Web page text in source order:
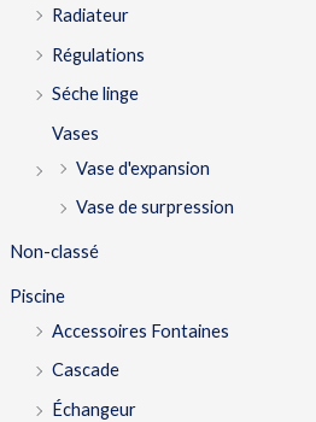
Radiateur
Régulations
Séche linge
Vases
Vase d'expansion
Vase de surpression
Non-classé
Piscine
Accessoires Fontaines
Cascade
Échangeur